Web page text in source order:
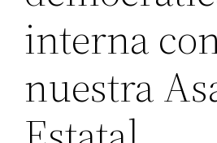
interna
nuestra